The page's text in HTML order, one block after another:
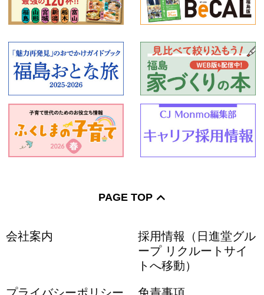
PAGE TOP
会社案内
採用情報（日進堂グル
ープ リクルートサイ
トへ移動）